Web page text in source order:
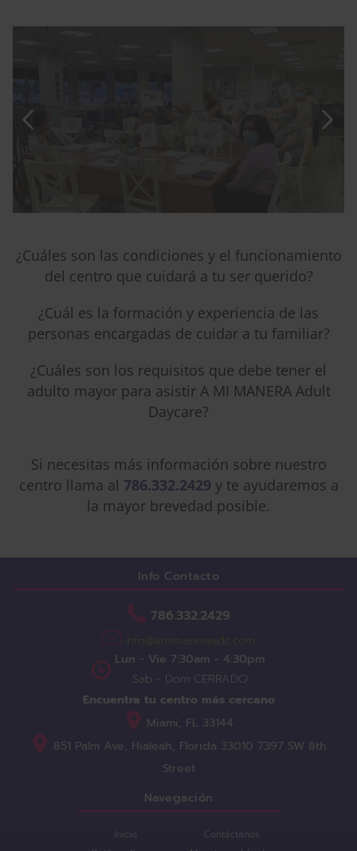
¿Cuáles son las condiciones y el funcionamiento
del centro que cuidará a tu ser querido?
¿Cuál es la formación y experiencia de las
personas encargadas de cuidar a tu familiar?
¿Cuáles son los requisitos que debe tener el
adulto mayor para asistir A MI MANERA Adult
Daycare?
Si necesitas más información sobre nuestro
centro llama al 786.332.2429 y te ayudaremos a
la mayor brevedad posible.
Navegación
Inicio
Contáctanos
Info Contacto
786.332.2429
Lun - Vie 7:30am - 4:30pm
Sab - Dom CERRADO
Encuentra tu centro más cercano
7397 SW 8th
Street
Miami, FL 33144
851 Palm Ave, Hialeah, Florida 33010